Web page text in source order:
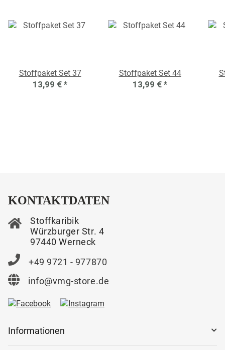
Stoffpaket Set 37
13,99 € *
Stoffpaket Set 44
13,99 € *
KONTAKTDATEN
Stoffkaribik
Würzburger Str. 4
97440 Werneck
+49 9721 - 977870
info@vmg-store.de
Informationen